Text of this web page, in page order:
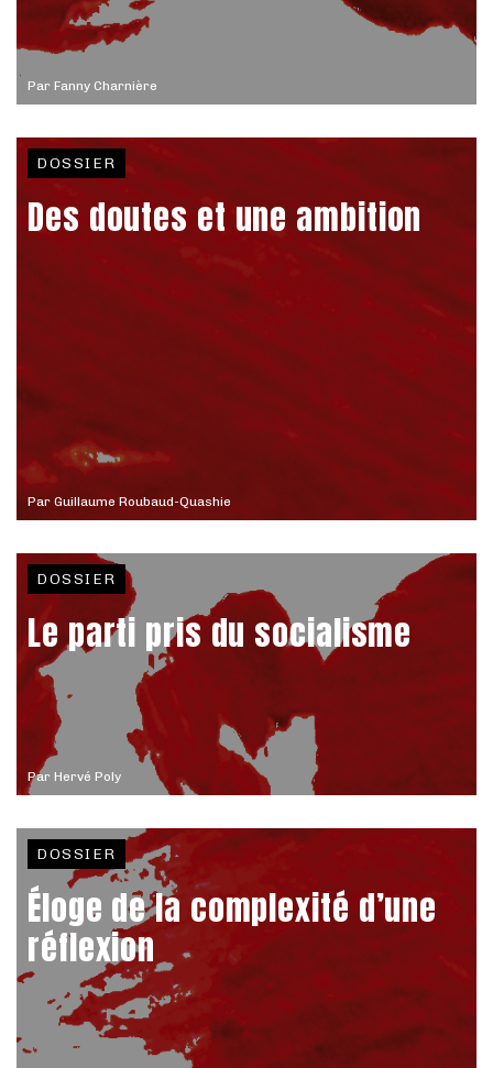
Par Fanny Charnière
Par Guillaume Roubaud-Quashie
DOSSIER
Des doutes et une ambition
Par Hervé Poly
DOSSIER
Le parti pris du socialisme
DOSSIER
Éloge de la complexité d’une
réflexion